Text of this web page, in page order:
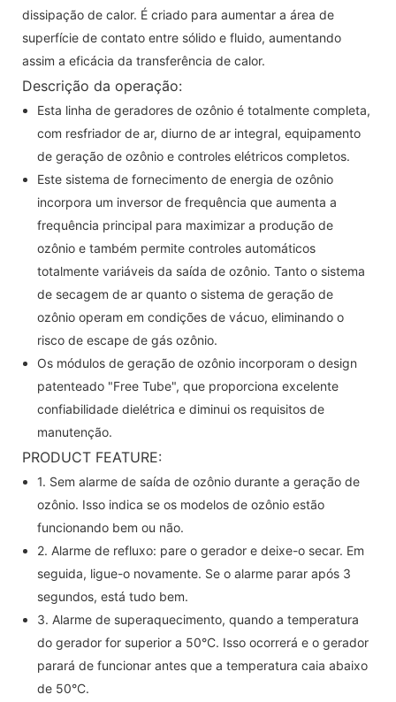
dissipação de calor. É criado para aumentar a área de
superfície de contato entre sólido e fluido, aumentando
assim a eficácia da transferência de calor.
Descrição da operação:
Esta linha de geradores de ozônio é totalmente completa,
com resfriador de ar, diurno de ar integral, equipamento
de geração de ozônio e controles elétricos completos.
Este sistema de fornecimento de energia de ozônio
incorpora um inversor de frequência que aumenta a
frequência principal para maximizar a produção de
ozônio e também permite controles automáticos
totalmente variáveis ​​da saída de ozônio. Tanto o sistema
de secagem de ar quanto o sistema de geração de
ozônio operam em condições de vácuo, eliminando o
risco de escape de gás ozônio.
Os módulos de geração de ozônio incorporam o design
patenteado "Free Tube", que proporciona excelente
confiabilidade dielétrica e diminui os requisitos de
manutenção.
PRODUCT FEATURE:
1. Sem alarme de saída de ozônio durante a geração de
ozônio. Isso indica se os modelos de ozônio estão
funcionando bem ou não.
2. Alarme de refluxo: pare o gerador e deixe-o secar. Em
seguida, ligue-o novamente. Se o alarme parar após 3
segundos, está tudo bem.
3. Alarme de superaquecimento, quando a temperatura
do gerador for superior a 50°C. Isso ocorrerá e o gerador
parará de funcionar antes que a temperatura caia abaixo
de 50°C.